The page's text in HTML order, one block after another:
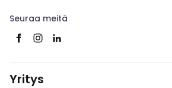
Seuraa meitä
Yritys